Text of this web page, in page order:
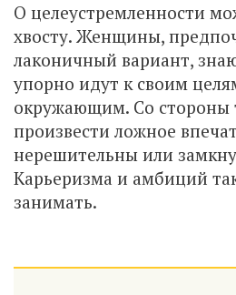
О целеустремленности
хвосту. Женщины,
лаконичный вариант,
упорно идут к своим
окружающим. Со стороны
произвести ложное
нерешительны или
Карьеризма и амбиций
занимать.